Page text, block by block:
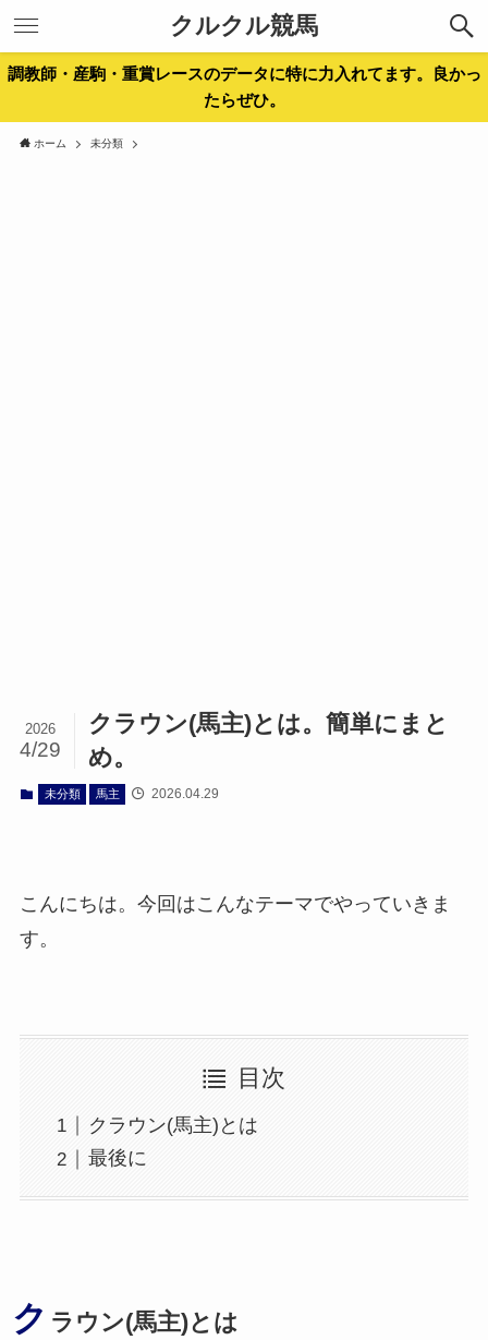
クルクル競馬
調教師・産駒・重賞レースのデータに特に力入れてます。良かっ
たらぜひ。
ホーム 未分類
クラウン(馬主)とは。簡単にまと
め。
2026
4/29
未分類 馬主 2026.04.29
こんにちは。今回はこんなテーマでやっていきま
す。
目次
クラウン(馬主)とは
最後に
ク ラウン(馬主)とは